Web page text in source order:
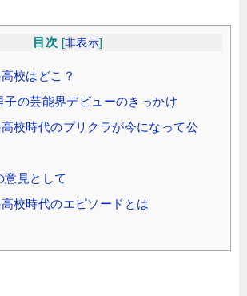
目次 [非表示]
校はどこ？
子の芸能界デビューのきっかけ
校時代のプリクラが今になって公
意見として
校時代のエピソードとは